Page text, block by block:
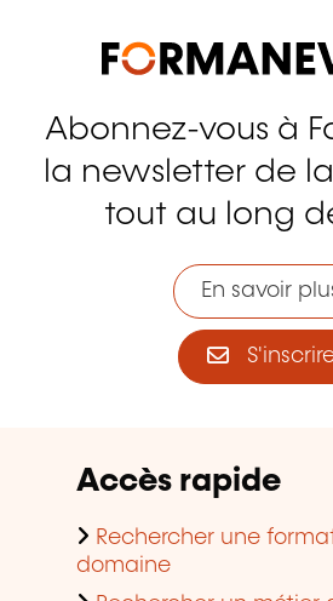
Abonnez-vous à
la newsletter de
tout au long
En savoir
Accès rapide
Rechercher une
domaine